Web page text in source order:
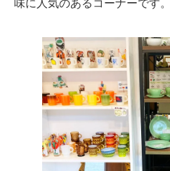
味に人気のあるコーナーです。